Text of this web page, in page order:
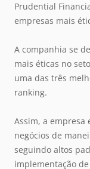
Prudential
empresas mais
A companhia se
mais éticas no
uma das três
ranking.
Assim, a empresa
negócios de
seguindo altos
implementação